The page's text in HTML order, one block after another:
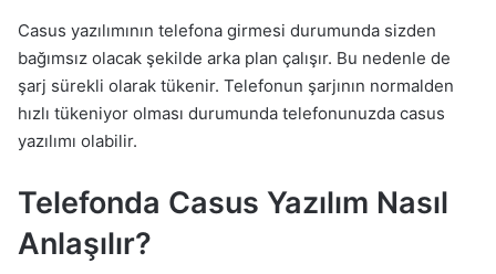
Casus yazılımının telefona girmesi durumunda sizden
bağımsız olacak şekilde arka plan çalışır. Bu nedenle de
şarj sürekli olarak tükenir. Telefonun şarjının normalden
hızlı tükeniyor olması durumunda telefonunuzda casus
yazılımı olabilir.
Telefonda Casus Yazılım Nasıl
Anlaşılır?